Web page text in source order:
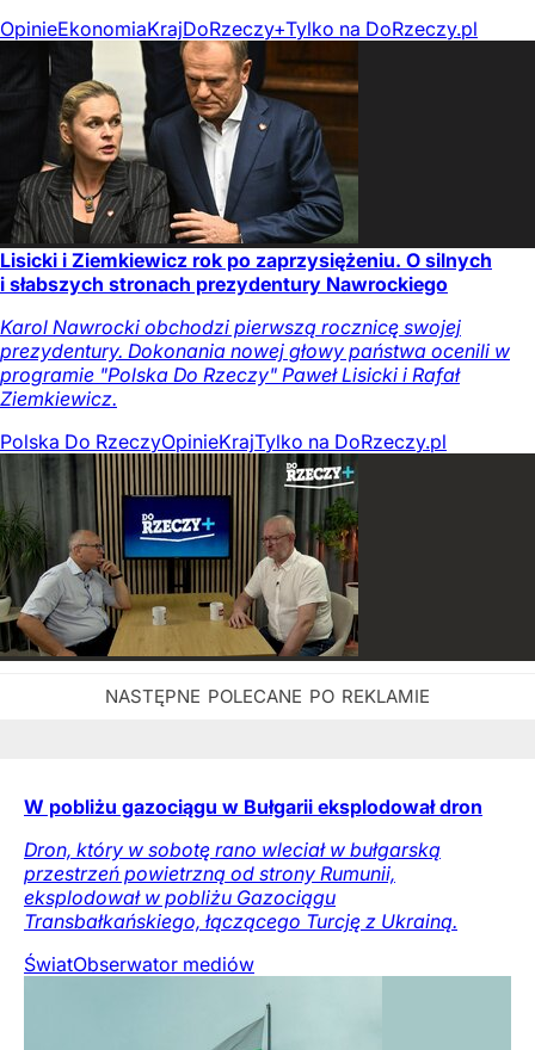
OpinieEkonomiaKrajDoRzeczy+Tylko na DoRzeczy.pl
Lisicki i Ziemkiewicz rok po zaprzysiężeniu. O silnych
i słabszych stronach prezydentury Nawrockiego
Karol Nawrocki obchodzi pierwszą rocznicę swojej
prezydentury. Dokonania nowej głowy państwa ocenili w
programie "Polska Do Rzeczy" Paweł Lisicki i Rafał
Ziemkiewicz.
Polska Do RzeczyOpinieKrajTylko na DoRzeczy.pl
W pobliżu gazociągu w Bułgarii eksplodował dron
Dron, który w sobotę rano wleciał w bułgarską
przestrzeń powietrzną od strony Rumunii,
eksplodował w pobliżu Gazociągu
Transbałkańskiego, łączącego Turcję z Ukrainą.
ŚwiatObserwator mediów